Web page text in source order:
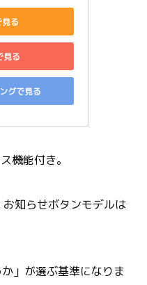
る
見る
グで見る
機能付き。
知らせボタンモデルは
」が選ぶ基準になりま